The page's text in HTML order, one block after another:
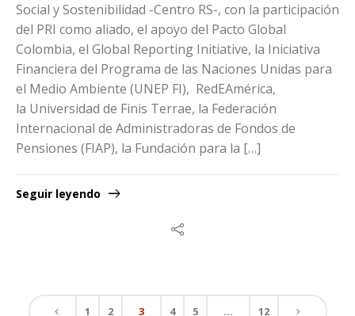
Social y Sostenibilidad -Centro RS-, con la participación
del PRI como aliado, el apoyo del Pacto Global
Colombia, el Global Reporting Initiative, la Iniciativa
Financiera del Programa de las Naciones Unidas para
el Medio Ambiente (UNEP FI), RedEAmérica,
la Universidad de Finis Terrae, la Federación
Internacional de Administradoras de Fondos de
Pensiones (FIAP), la Fundación para la […]
Seguir leyendo
1 2 3 4 5 … 12